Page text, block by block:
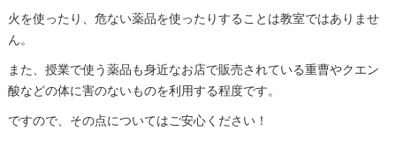
火を使ったり、危ない薬品を使ったりすることは教室ではありませ
ん。
また、授業で使う薬品も身近なお店で販売されている重曹やクエン
酸などの体に害のないものを利用する程度です。
ですので、その点についてはご安心ください！